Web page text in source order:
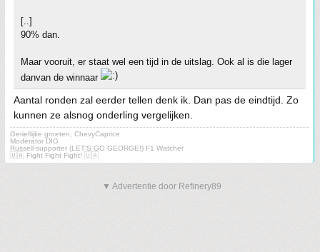
[..]
90% dan.
Maar vooruit, er staat wel een tijd in de uitslag. Ook al is die lager
danvan de winnaar
Aantal ronden zal eerder tellen denk ik. Dan pas de eindtijd. Zo
kunnen ze alsnog onderling vergelijken.
Gerieflijke groeten, ChevyCaprice
Moderator DIG
Russell-supporter (LET'S GO GEORGE!) F1 Watcher
🇺🇦 Fight Fight Fight! 🇺🇦
▼ Advertentie door Refinery89